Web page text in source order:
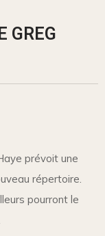
GREG
prévoit une
répertoire.
pourront le